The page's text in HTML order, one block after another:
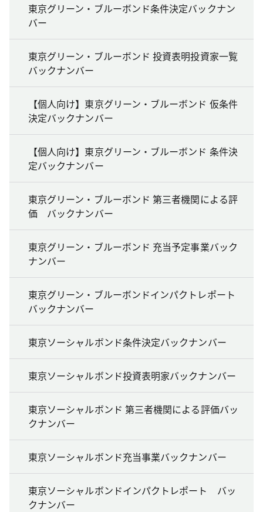
東京グリーン・ブルーボンド条件決定バックナン
バー
東京グリーン・ブルーボンド 投資表明投資家一覧
バックナンバー
【個人向け】東京グリーン・ブルーボンド 仮条件
決定バックナンバー
【個人向け】東京グリーン・ブルーボンド 条件決
定バックナンバー
東京グリーン・ブルーボンド 第三者機関による評
価 バックナンバー
東京グリーン・ブルーボンド 充当予定事業バック
ナンバー
東京グリーン・ブルーボンドインパクトレポート
バックナンバー
東京ソーシャルボンド条件決定バックナンバー
東京ソーシャルボンド投資表明家バックナンバー
東京ソーシャルボンド 第三者機関による評価バッ
クナンバー
東京ソーシャルボンド充当事業バックナンバー
東京ソーシャルボンドインパクトレポート バッ
クナンバー